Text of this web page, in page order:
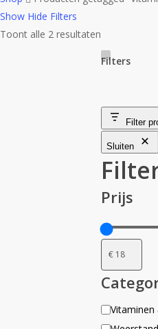
Show Hide Filters
Toont alle 2 resultaten
Filters
Filters
Filter
Sluiten
Prijs
Categorie
Vitaminen